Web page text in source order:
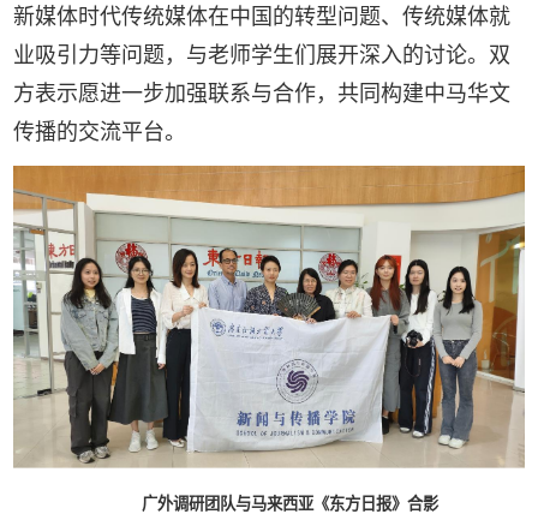
新媒体时代传统媒体在中国的转型问题、传统媒体就
业吸引力等问题，与老师学生们展开深入的讨论。双
方表示愿进一步加强联系与合作，共同构建中马华文
传播的交流平台。
广外调研团队与马来西亚《东方日报》合影